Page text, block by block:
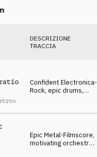
DESCRIZIONE
TRACCIA
Confident Electronica-
Rock, epic drums,
Epic Metal-Filmscore,
motivating orchestra,